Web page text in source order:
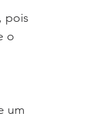
pois
o
um